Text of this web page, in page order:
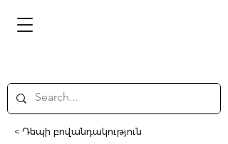
< Դեպի բովանդակություն